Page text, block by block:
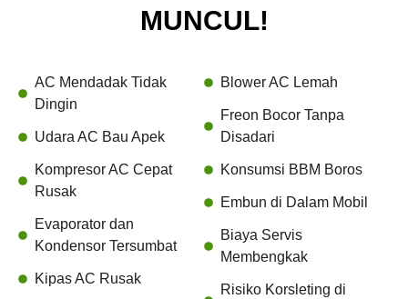
MUNCUL!
AC Mendadak Tidak
Dingin
Udara AC Bau Apek
Kompresor AC Cepat
Rusak
Evaporator dan
Kondensor Tersumbat
Kipas AC Rusak
Blower AC Lemah
Freon Bocor Tanpa
Disadari
Konsumsi BBM Boros
Embun di Dalam Mobil
Biaya Servis
Membengkak
Risiko Korsleting di